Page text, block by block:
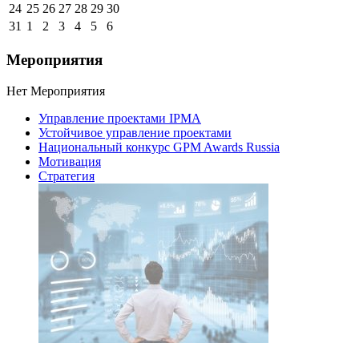
24 25 26 27 28 29 30
31 1 2 3 4 5 6
Мероприятия
Нет Мероприятия
Управление проектами IPMA
Устойчивое управление проектами
Национальный конкурс GPM Awards Russia
Мотивация
Стратегия